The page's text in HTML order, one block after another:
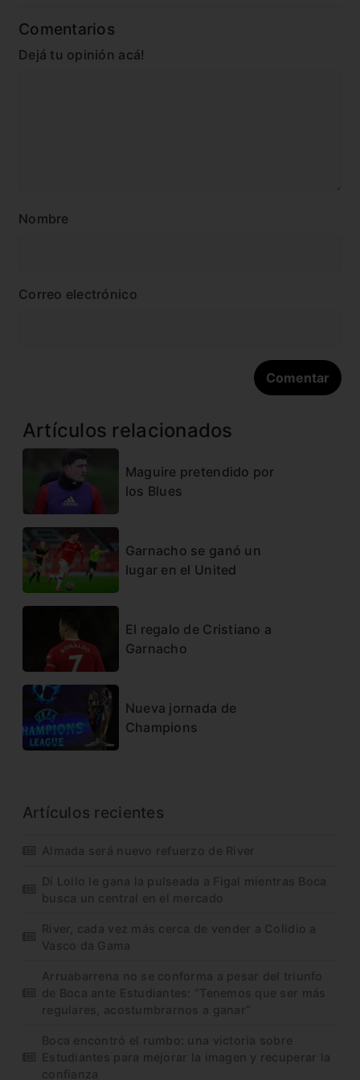
Comentarios
Dejá tu opinión acá!
Nombre
Correo electrónico
Artículos relacionados
Maguire pretendido por
los Blues
Garnacho se ganó un
lugar en el United
El regalo de Cristiano a
Garnacho
Nueva jornada de
Champions
Artículos recientes
Almada será nuevo refuerzo de River
Di Lollo le gana la pulseada a Figal mientras Boca
busca un central en el mercado
River, cada vez más cerca de vender a Colidio a
Vasco da Gama
Arruabarrena no se conforma a pesar del triunfo
de Boca ante Estudiantes: “Tenemos que ser más
regulares, acostumbrarnos a ganar”
Boca encontró el rumbo: una victoria sobre
Estudiantes para mejorar la imagen y recuperar la
confianza